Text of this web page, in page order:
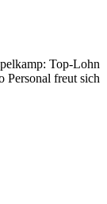
Top-Lohn
Personal freut sich